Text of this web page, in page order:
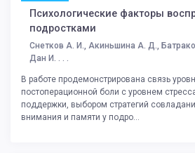
Психологические факторы
подростками
Снетков А. И., Акиньшина А. Д.,
Дан И. . . .
В работе продемонстрирована связь
постоперационной боли с уровнем
поддержки, выбором стратегий
внимания и памяти у подро...